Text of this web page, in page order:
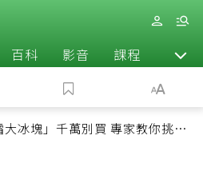
百科 影音 課程 退休
冰塊」千萬別買 專家教你挑出